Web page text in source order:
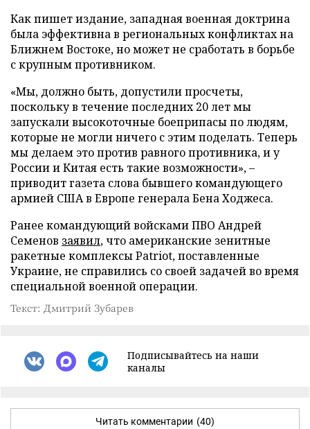
Как пишет издание, западная военная доктрина
была эффективна в региональных конфликтах на
Ближнем Востоке, но может не сработать в борьбе
с крупным противником.
«Мы, должно быть, допустили просчеты,
поскольку в течение последних 20 лет мы
запускали высокоточные боеприпасы по людям,
которые не могли ничего с этим поделать. Теперь
мы делаем это против равного противника, и у
России и Китая есть такие возможности», –
приводит газета слова бывшего командующего
армией США в Европе генерала Бена Ходжеса.
Ранее командующий войсками ПВО Андрей
Семенов заявил, что американские зенитные
ракетные комплексы Patriot, поставленные
Украине, не справились со своей задачей во время
специальной военной операции.
Текст: Дмитрий Зубарев
Подписывайтесь на наши
каналы
Читать комментарии (40)